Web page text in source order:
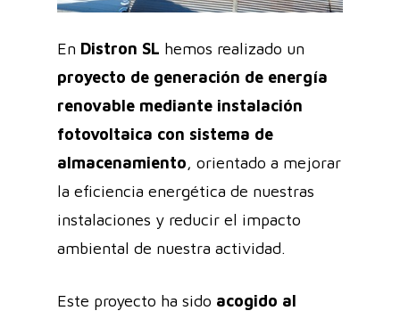
En Distron SL hemos realizado un
proyecto de generación de energía
renovable mediante instalación
fotovoltaica con sistema de
almacenamiento, orientado a mejorar
la eficiencia energética de nuestras
instalaciones y reducir el impacto
ambiental de nuestra actividad.
Este proyecto ha sido acogido al